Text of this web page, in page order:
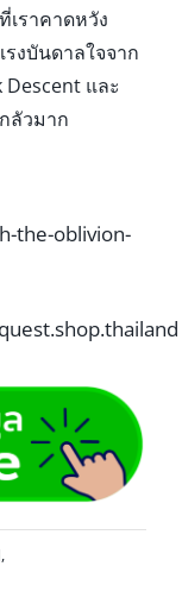
เราคาดหวัง
งบันดาลใจจาก
และ
ลัวมาก
the-oblivion-